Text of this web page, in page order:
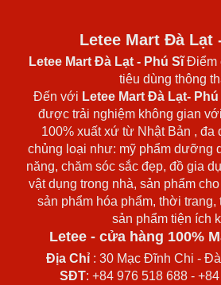
Letee Mart Đà Lạt
Letee Mart Đà Lạt - Phú SĩĐiểm
tiêu dùng thông
Đến với Letee Mart Đà Lạt- Phú
được trải nghiệm không gian
100% xuất xứ từ Nhật Bản , đa
chủng loại như: mỹ phẩm dưỡng
năng, chăm sóc sắc đẹp, đồ gia
vật dụng trong nhà, sản phẩm
sản phẩm hóa phẩm, thời trang,
sản phẩm tiện ích
Letee - cửa hàng 100%
Địa Chỉ: 30 Mạc Đĩnh Chi -
SĐT: +84 976 518 688 -